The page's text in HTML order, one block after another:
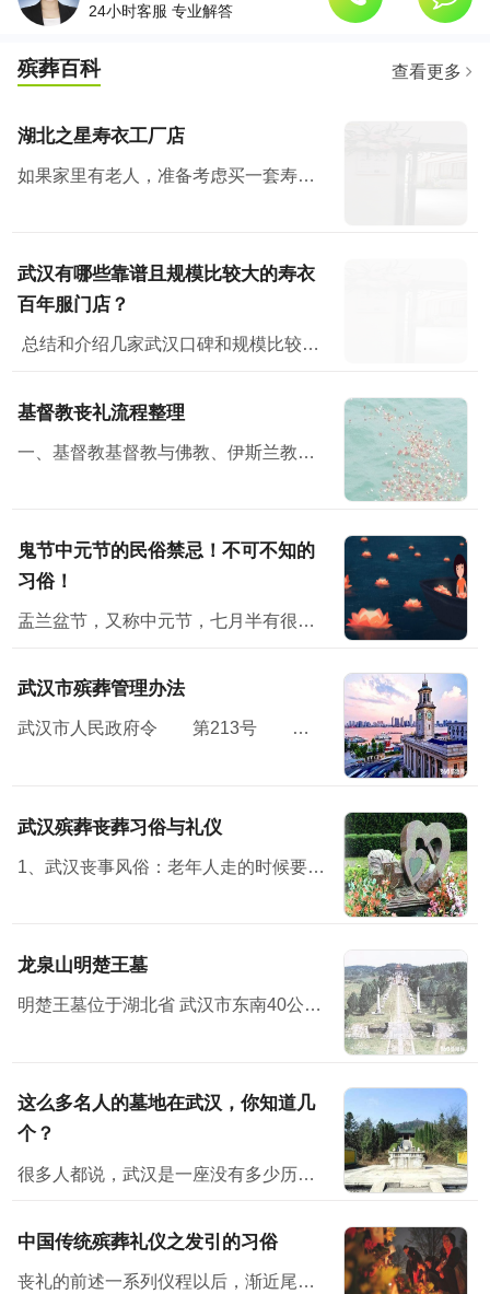
24小时客服 专业解答
殡葬百科 查看更多
湖北之星寿衣工厂店
如果家里有老人，准备考虑买一套寿衣纳福添寿，那么武汉有个地方绝对值得去看看。湖北之星工厂云仓，也是白小邻和白店邻里的工厂店所在地。
武汉有哪些靠谱且规模比较大的寿衣
百年服门店？
总结和介绍几家武汉口碑和规模比较好的门店，从门店规模、面积、产品丰富程度、价格、政策和售后各方面评测，供大家参考。一、湖北之星工厂云仓湖北之星工厂云仓位...
基督教丧礼流程整理
一、基督教基督教与佛教、伊斯兰教并称三大宗教，无论从规模，还是从影响方面，基督教都堪称世界第一大宗教。
鬼节中元节的民俗禁忌！不可不知的
习俗！
盂兰盆节，又称中元节，七月半有很多民俗禁忌；民间在中元节这天会举办祭祀活动怀念亲人，并对未来寄予美好的祝愿。节日习俗主要有祭祖、放河灯、祀亡魂、焚纸锭等七月半”原本...
武汉市殡葬管理办法
武汉市人民政府令 第213号 《武汉市殡葬管理办法》已经2010年11月15日市人民政府第119次常务会议通过，现予公布，自2011年1月7日起施行。<...
武汉殡葬丧葬习俗与礼仪
1、武汉丧事风俗：老年人走的时候要有子女在旁，才方便说下最后遗嘱之类的话。 2、布置灵堂，灵堂设在堂屋中，灵堂前壁上布置个“奠”字，“奠”字下面是供桌，供桌上面放鱼、肉、馒头水...
龙泉山明楚王墓
明楚王墓位于湖北省 武汉市东南40公里处
这么多名人的墓地在武汉，你知道几
个？
很多人都说，武汉是一座没有多少历史感的城市。但其实不然，它有它的韵味。也许，你在武汉没有见过多少历史古迹、文物等，但其实它就隐藏在你身边，只是你没有发现而已。不说别的，位于武汉的古墓地就有多座...
中国传统殡葬礼仪之发引的习俗
丧礼的前述一系列仪程以后，渐近尾声即发引、下葬了。按古礼来看，三月而葬，时间太长，尸体不易保存，生者也不胜其劳。因而，古时候就有所谓“渴葬”、“血葬”即七天之内不卜而葬。后世的停...